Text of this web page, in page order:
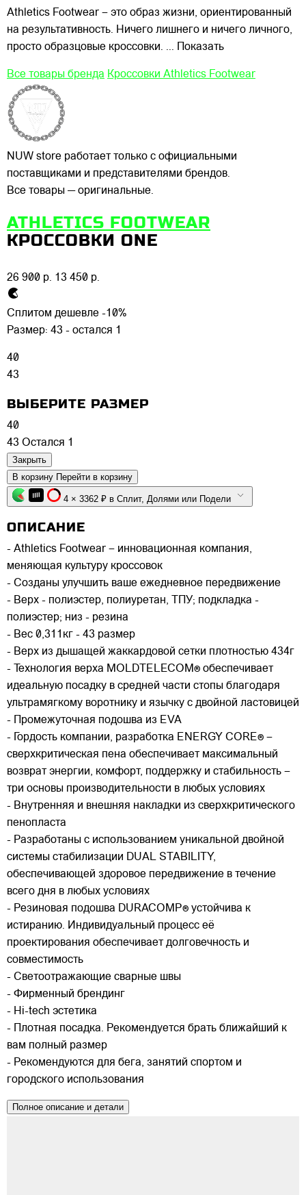
Athletics Footwear – это образ жизни, ориентированный
на результативность. Ничего лишнего и ничего личного,
просто образцовые кроссовки. ... Показать
Все товары бренда Кроссовки Athletics Footwear
NUW store работает только с официальными
поставщиками и представителями брендов.
Все товары — оригинальные.
ATHLETICS FOOTWEAR
КРОССОВКИ ONE
26 900 р. 13 450 р.
Сплитом дешевле -10%
Размер: 43 - остался 1
40
43
ВЫБЕРИТЕ РАЗМЕР
40
43 Остался 1
Закрыть
В корзину Перейти в корзину
4 × 3362 ₽ в Сплит, Долями или Подели
ОПИСАНИЕ
- Athletics Footwear – инновационная компания,
меняющая культуру кроссовок
- Созданы улучшить ваше ежедневное передвижение
- Верх - полиэстер, полиуретан, ТПУ; подкладка -
полиэстер; низ - резина
- Вес 0,311кг - 43 размер
- Верх из дышащей жаккардовой сетки плотностью 434г
- Технология верха MOLDTELECOM® обеспечивает
идеальную посадку в средней части стопы благодаря
ультрамягкому воротнику и язычку с двойной ластовицей
- Промежуточная подошва из EVA
- Гордость компании, разработка ENERGY CORE® –
сверхкритическая пена обеспечивает максимальный
возврат энергии, комфорт, поддержку и стабильность –
три основы производительности в любых условиях
- Внутренняя и внешняя накладки из сверхкритического
пенопласта
- Разработаны с использованием уникальной двойной
системы стабилизации DUAL STABILITY,
обеспечивающей здоровое передвижение в течение
всего дня в любых условиях
- Резиновая подошва DURACOMP® устойчива к
истиранию. Индивидуальный процесс её
проектирования обеспечивает долговечность и
совместимость
- Светоотражающие сварные швы
- Фирменный брендинг
- Hi-tech эстетика
- Плотная посадка. Рекомендуется брать ближайший к
вам полный размер
- Рекомендуются для бега, занятий спортом и
городского использования
Полное описание и детали